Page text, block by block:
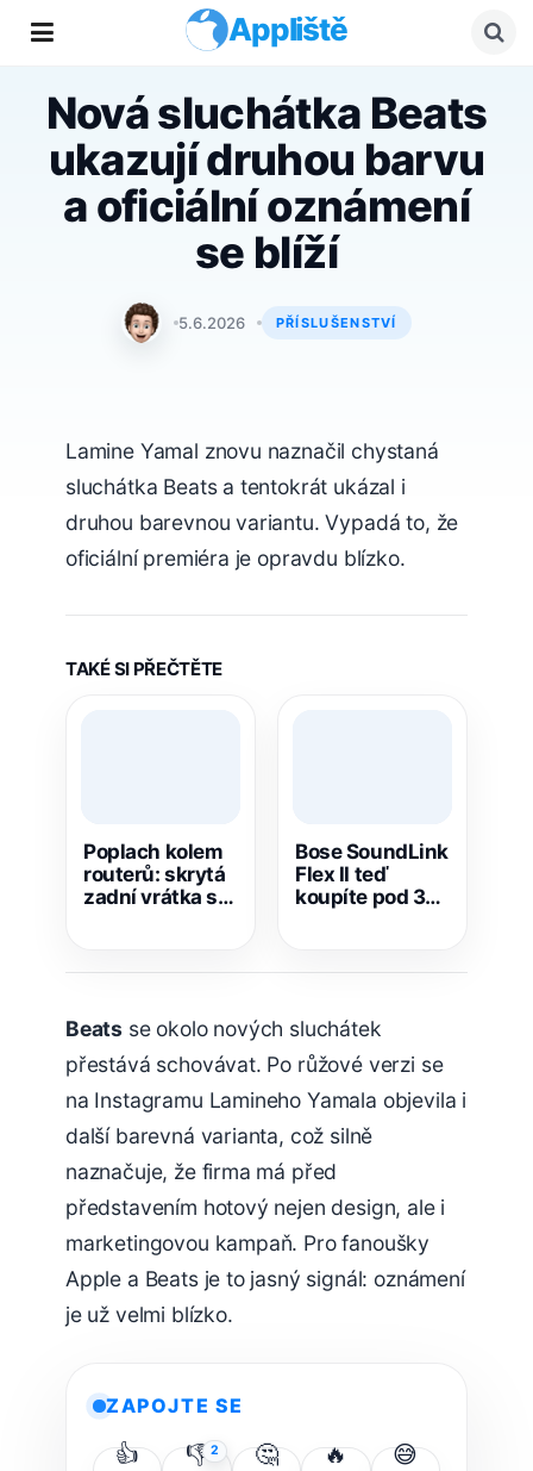
Appliště
Nová sluchátka Beats
ukazují druhou barvu
a oficiální oznámení
se blíží
Matyáš Kozák
5.6.2026 PŘÍSLUŠENSTVÍ
Lamine Yamal znovu naznačil chystaná
sluchátka Beats a tentokrát ukázal i
druhou barevnou variantu. Vypadá to, že
oficiální premiéra je opravdu blízko.
TAKÉ SI PŘEČTĚTE
Poplach kolem
routerů: skrytá
zadní vrátka se
Bose SoundLink
Flex II teď
koupíte pod 3
Beats se okolo nových sluchátek
přestává schovávat. Po růžové verzi se
na Instagramu Lamineho Yamala objevila i
další barevná varianta, což silně
naznačuje, že firma má před
představením hotový nejen design, ale i
marketingovou kampaň. Pro fanoušky
Apple a Beats je to jasný signál: oznámení
je už velmi blízko.
ZAPOJTE SE
👍 👎 2 🤔 🔥 😅